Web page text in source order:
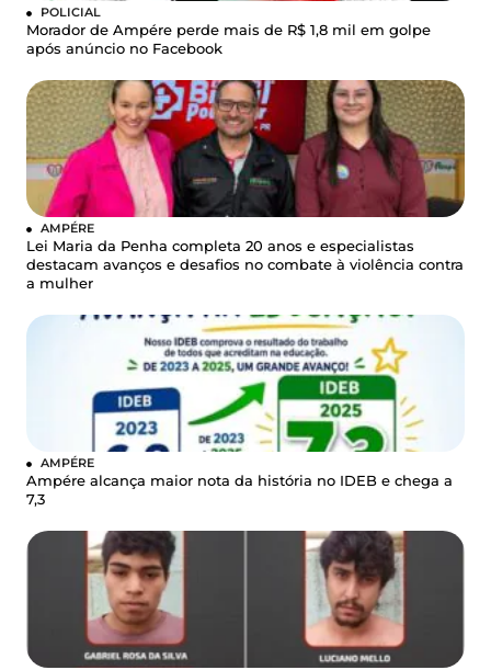
POLICIAL
Morador de Ampére perde mais de R$ 1,8 mil em golpe
após anúncio no Facebook
AMPÉRE
Lei Maria da Penha completa 20 anos e especialistas
destacam avanços e desafios no combate à violência contra
a mulher
AMPÉRE
Ampére alcança maior nota da história no IDEB e chega a
7,3